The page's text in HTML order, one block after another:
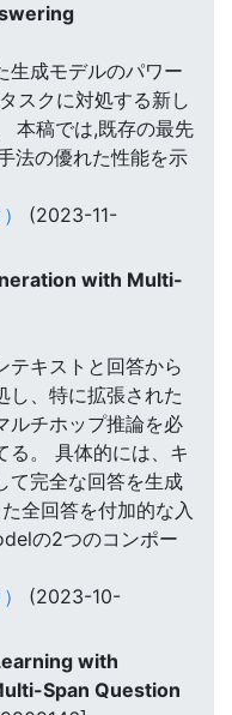
生成モデルのパワー
スクに対処する新し
本稿では,既存の最先
法の優れた性能を示
(2023-11-
with Multi-
テキストと回答から
し、特に拡張された
ルチホップ推論を必
る。 具体的には、キ
て完全な回答を生成
全回答を付加的な入
の2つのコンポー
(2023-10-
with
Span Question